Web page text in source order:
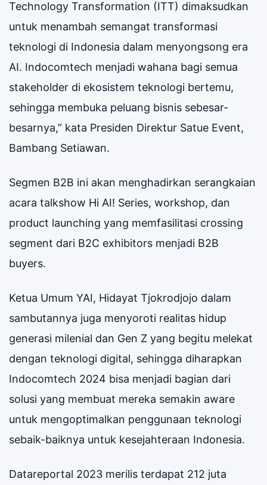
Technology Transformation (ITT) dimaksudkan
untuk menambah semangat transformasi
teknologi di Indonesia dalam menyongsong era
AI. Indocomtech menjadi wahana bagi semua
stakeholder di ekosistem teknologi bertemu,
sehingga membuka peluang bisnis sebesar-
besarnya,” kata Presiden Direktur Satue Event,
Bambang Setiawan.
Segmen B2B ini akan menghadirkan serangkaian
acara talkshow Hi AI! Series, workshop, dan
product launching yang memfasilitasi crossing
segment dari B2C exhibitors menjadi B2B
buyers.
Ketua Umum YAI, Hidayat Tjokrodjojo dalam
sambutannya juga menyoroti realitas hidup
generasi milenial dan Gen Z yang begitu melekat
dengan teknologi digital, sehingga diharapkan
Indocomtech 2024 bisa menjadi bagian dari
solusi yang membuat mereka semakin aware
untuk mengoptimalkan penggunaan teknologi
sebaik-baiknya untuk kesejahteraan Indonesia.
Datareportal 2023 merilis terdapat 212 juta